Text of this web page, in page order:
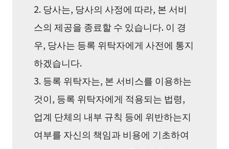
2. 당사는, 당사의 사정에 따라, 본 서비
스의 제공을 종료할 수 있습니다. 이 경
우, 당사는 등록 위탁자에게 사전에 통지
하겠습니다.
3. 등록 위탁자는, 본 서비스를 이용하는
것이, 등록 위탁자에게 적용되는 법령,
업계 단체의 내부 규칙 등에 위반하는지
여부를 자신의 책임과 비용에 기초하여